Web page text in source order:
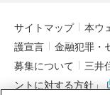
サイトマップ 本ウ
護宣言
金融犯罪・
募集について
三井
ントに対する方針」